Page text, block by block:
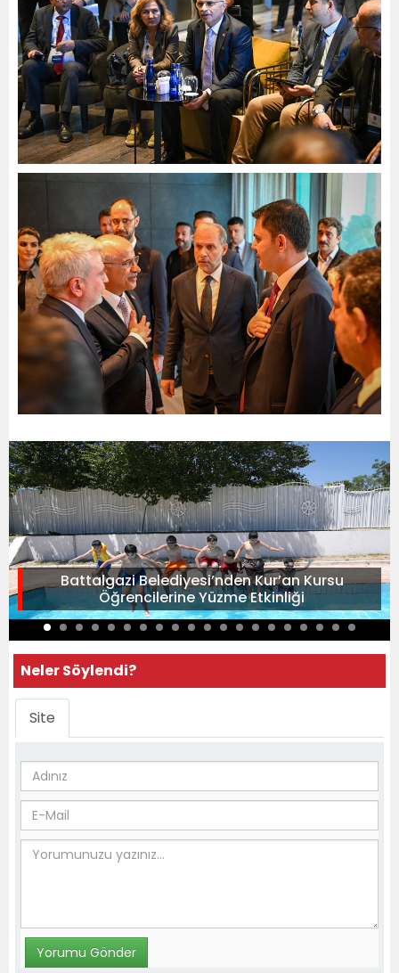
Battalgazi Belediyesi’nden Kur’an Kursu
Öğrencilerine Yüzme Etkinliği
Neler Söylendi?
Site